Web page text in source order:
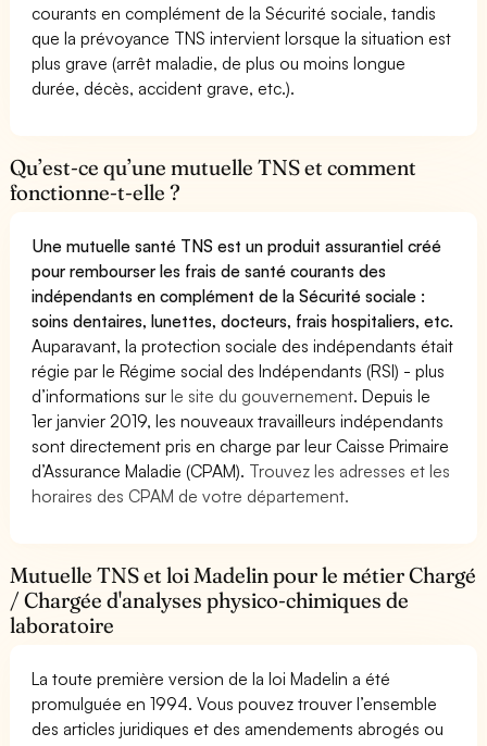
courants en complément de la Sécurité sociale, tandis
que la prévoyance TNS intervient lorsque la situation est
plus grave (arrêt maladie, de plus ou moins longue
durée, décès, accident grave, etc.).
Qu’est-ce qu’une mutuelle TNS et comment
fonctionne-t-elle ?
Une mutuelle santé TNS est un produit assurantiel créé
pour rembourser les frais de santé courants des
indépendants en complément de la Sécurité sociale :
soins dentaires, lunettes, docteurs, frais hospitaliers, etc.
Auparavant, la protection sociale des indépendants était
régie par le Régime social des Indépendants (RSI) - plus
d’informations surle site du gouvernement. Depuis le
1er janvier 2019, les nouveaux travailleurs indépendants
sont directement pris en charge par leur Caisse Primaire
d’Assurance Maladie (CPAM). Trouvez les adresses et les
horaires des CPAM de votre département.
Mutuelle TNS et loi Madelin pour le métier Chargé
/ Chargée d'analyses physico-chimiques de
laboratoire
La toute première version de la loi Madelin a été
promulguée en 1994. Vous pouvez trouver l’ensemble
des articles juridiques et des amendements abrogés ou